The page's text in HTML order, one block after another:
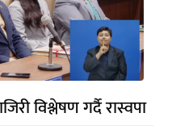
विश्लेषण गर्दै रास्वपा